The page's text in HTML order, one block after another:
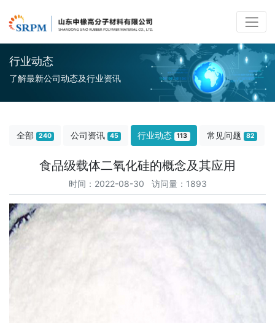
行业动态
了解最新公司动态及行业资讯
全部 240 公司资讯 45 行业动态 113 常见问题 82
食品级载体二氧化硅的概念及其应用
时间：2022-08-30 访问量：1893